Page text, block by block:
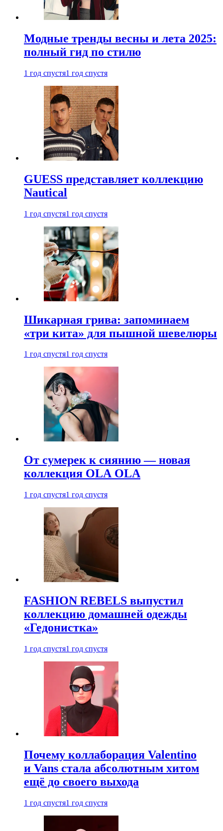
Модные тренды весны и лета 2025:
полный гид по стилю
1 год спустя1 год спустя
GUESS представляет коллекцию
Nautical
1 год спустя1 год спустя
Шикарная грива: запоминаем
«три кита» для пышной шевелюры
1 год спустя1 год спустя
От сумерек к сиянию — новая
коллекция OLA OLA
1 год спустя1 год спустя
FASHION REBELS выпустил
коллекцию домашней одежды
«Гедонистка»
1 год спустя1 год спустя
Почему коллаборация Valentino
и Vans стала абсолютным хитом
ещё до своего выхода
1 год спустя1 год спустя